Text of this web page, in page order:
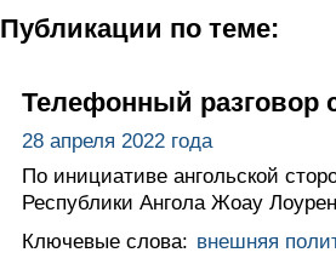
Публикации по теме:
Телефонный разговор
28 апреля 2022 года
По инициативе ангольской
Республики Ангола Жоау
Ключевые слова: внешняя